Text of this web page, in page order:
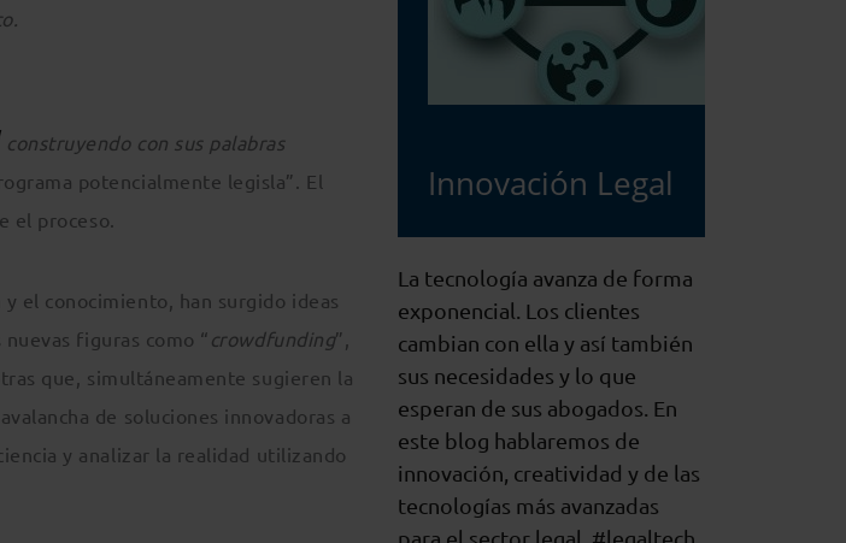
construyendo con sus palabras
potencialmente legisla”. El
el proceso.
el conocimiento, han surgido ideas
figuras como “ crowdfunding”,
que, simultáneamente sugieren la
de soluciones innovadoras a
y analizar la realidad utilizando
Innovación Legal
La tecnología avanza de forma
exponencial. Los clientes
cambian con ella y así también
sus necesidades y lo que
esperan de sus abogados. En
este blog hablaremos de
innovación, creatividad y de las
tecnologías más avanzadas
para el sector legal. #legaltech